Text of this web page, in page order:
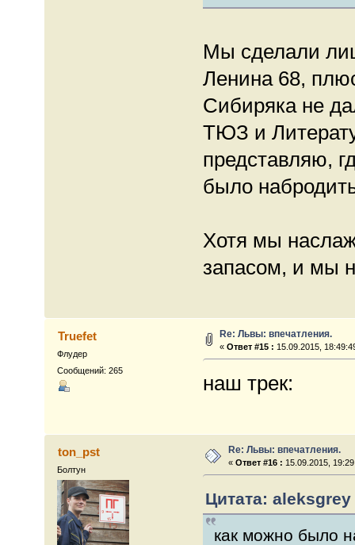
Мы сделали
Ленина 68,
Сибиряка не
ТЮЗ и
представляю,
было
Хотя мы
запасом, и мы
Truefet
Флудер
Сообщений: 265
Re: Львы: впечатления.
«Ответ #15 : 15.09.2015,
наш трек:
ton_pst
Болтун
Re: Львы: впечатления.
«Ответ #16 : 15.09.2015,
Цитата: aleksgrey
как можно было